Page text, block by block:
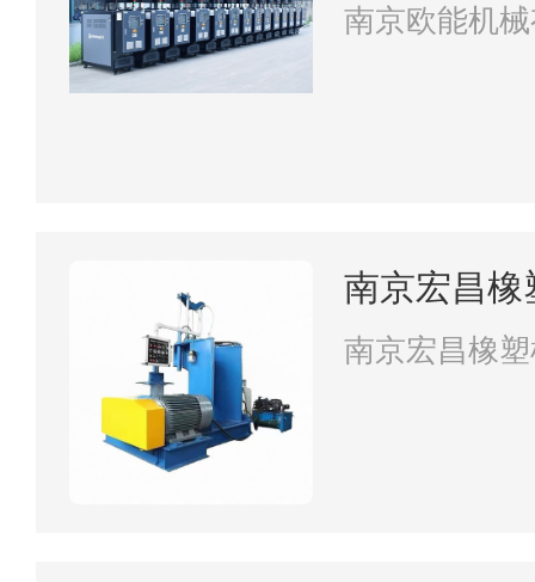
南京欧能机
南京宏昌橡
南京宏昌橡